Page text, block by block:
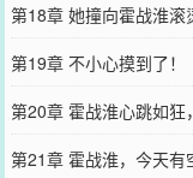
第18章 她撞向霍战淮滚
第19章 不小心摸到了！
第20章 霍战淮心跳如狂
第21章 霍战淮，今天有